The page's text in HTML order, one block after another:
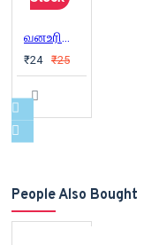
வனஉரிமைச் சட்டம் ஒரு வரலாற்று திருப்புமுனை
₹24 ₹25
People Also Bought